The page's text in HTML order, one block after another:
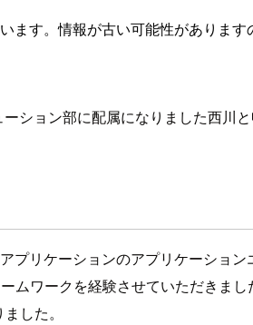
ます。情報が古い可能性があります
ション部に配属になりました西川と
リケーションのアプリケーション
ワークを経験させていただきまし
した。